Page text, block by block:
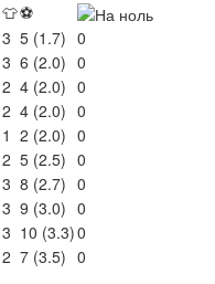
👕⚽
3 5 (1.7) 0
3 6 (2.0) 0
2 4 (2.0) 0
2 4 (2.0) 0
1 2 (2.0) 0
2 5 (2.5) 0
3 8 (2.7) 0
3 9 (3.0) 0
3 10 (3.3)0
2 7 (3.5) 0